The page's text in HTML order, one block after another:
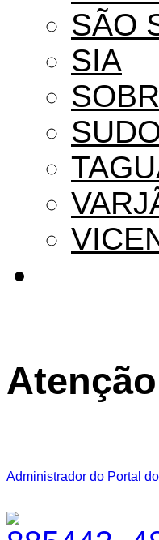
SÃO
SIA
Administrador do Portal